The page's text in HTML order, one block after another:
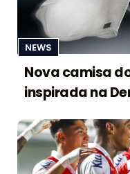
NEWS
Nova camisa
inspirada na